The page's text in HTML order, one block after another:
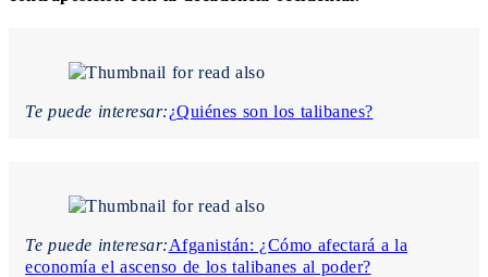
Te puede interesar:¿Quiénes son los talibanes?
Te puede interesar:Afganistán: ¿Cómo afectará a la
economía el ascenso de los talibanes al poder?